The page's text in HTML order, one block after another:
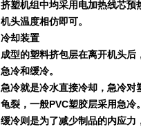
挤塑机组中均采用电加热线芯
机头温度相仿即可。
冷却装置
成型的塑料挤包层在离开机头
急冷和缓冷。
急冷就是冷水直接冷却，急冷
龟裂，一般PVC塑胶层采用急冷
缓冷则是为了减少制品的内应